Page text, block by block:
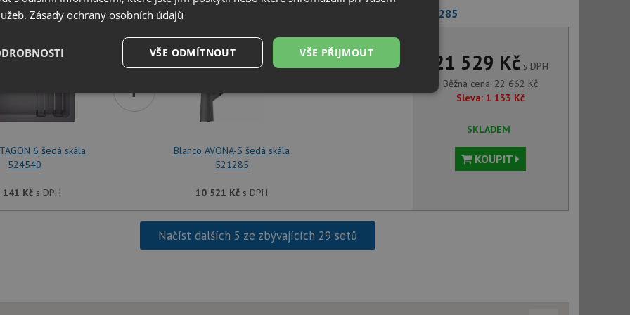
SET Blanco ETAGON 6 šedá skála 524540 + Blanco AVONA-S šedá skála 521285
6 šedá skála
524540
141 Kčs DPH
+
Blanco AVONA-S šedá skála
521285
10 521 Kč s DPH
21 529 Kčs DPH
Běžná cena: 22 662 Kč
Sleva: 1 133 Kč
SKLADEM
KOUPIT
Načíst dalších 5 ze zbývajících 29 setů
Zásady ochrany osobních údajů
VŠE PŘIJMOUT
VŠE ODMÍTNOUT
Výkonové
soubory
Soubory cílení Funkční soubory
Nezařazené
cookie umožňují základní funkce webových stránek, jako je přihlášení uživatele a správa účtu. Webové
nutných souborů cookie správně používat.